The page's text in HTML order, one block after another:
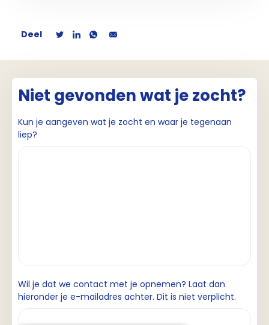
Deel
Niet gevonden wat je zocht?
Kun je aangeven wat je zocht en waar je tegenaan
liep?
Wil je dat we contact met je opnemen? Laat dan
hieronder je e-mailadres achter. Dit is niet verplicht.